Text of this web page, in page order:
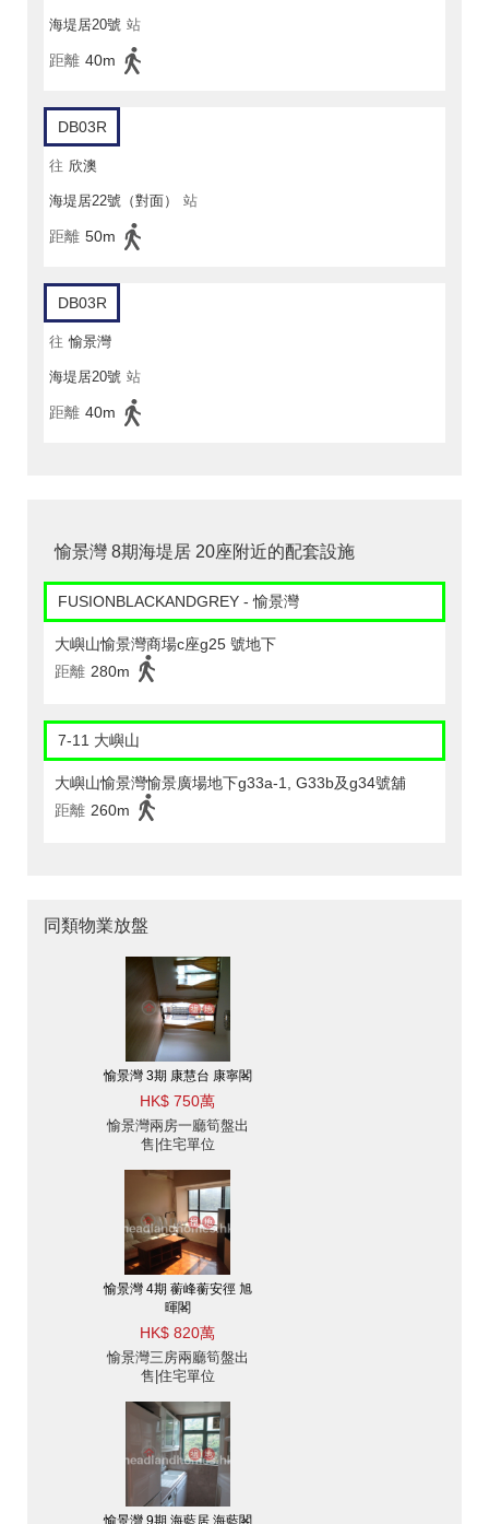
海堤居20號 站
距離 40m
DB03R
往 欣澳
海堤居22號（對面） 站
距離 50m
DB03R
往 愉景灣
海堤居20號 站
距離 40m
愉景灣 8期海堤居 20座附近的配套設施
FUSIONBLACKANDGREY - 愉景灣
大嶼山愉景灣商場c座g25 號地下
距離 280m
7-11 大嶼山
大嶼山愉景灣愉景廣場地下g33a-1, G33b及g34號舖
距離 260m
同類物業放盤
愉景灣 3期 康慧台 康寧閣
HK$ 750萬
愉景灣兩房一廳筍盤出
售|住宅單位
愉景灣 4期 蘅峰蘅安徑 旭
暉閣
HK$ 820萬
愉景灣三房兩廳筍盤出
售|住宅單位